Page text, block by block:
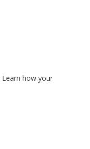
Learn how your